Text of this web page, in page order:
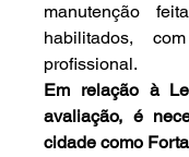
manutenção
habilitados,
profissional.
Em relação à
avaliação, é
cidade como